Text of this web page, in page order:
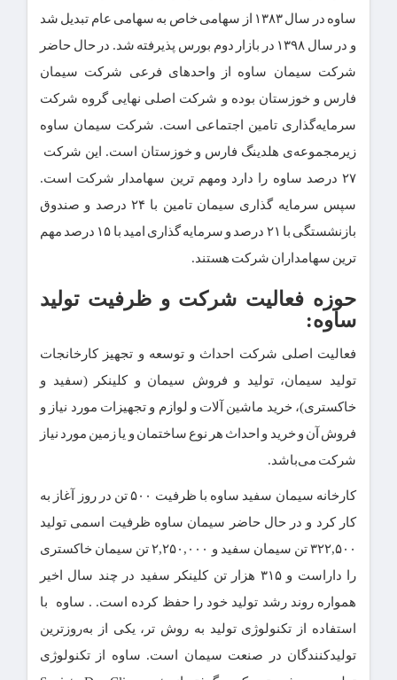
ساوه در سال ۱۳۸۳ از سهامی خاص به سهامی عام تبدیل شد
و در سال ۱۳۹۸ در بازار دوم بورس پذیرفته شد. در حال حاضر
شرکت سیمان ساوه از واحدهای فرعی شرکت سیمان
فارس و خوزستان بوده و شرکت اصلی نهایی گروه شرکت
سرمایه‌گذاری تامین اجتماعی است. شرکت سیمان ساوه
زیرمجموعه‌ی هلدینگ فارس و خوزستان است. این شرکت
۲۷ درصد ساوه را دارد ومهم ترین سهامدار شرکت است.
سپس سرمایه گذاری سیمان تامین با ۲۴ درصد و صندوق
بازنشستگی با ۲۱ درصد و سرمایه گذاری امید با ۱۵ درصد مهم
ترین سهامداران شرکت هستند.
حوزه فعالیت شرکت و ظرفیت تولید
ساوه:
فعالیت اصلی شرکت احداث و توسعه و تجهیز کارخانجات
تولید سیمان، تولید و فروش سیمان و کلینکر (سفید و
خاکستری)، خرید ماشین آلات و لوازم و تجهیزات مورد نیاز و
فروش آن و خرید و احداث هر نوع ساختمان و یا زمین مورد نیاز
شرکت می‌باشد.
کارخانه سیمان سفید ساوه با ظرفیت ۵۰۰ تن در روز آغاز به
کار کرد و در حال حاضر سیمان ساوه ظرفیت اسمی تولید
۳۲۲,۵۰۰ تن سیمان سفید و ۲,۲۵۰,۰۰۰ تن سیمان خاکستری
را داراست و ۳۱۵ هزار تن کلینکر سفید در چند سال اخیر
همواره روند رشد تولید خود را حفظ کرده است. . ساوه با
استفاده از تکنولوژی تولید به روش تر، یکی از به‌روزترین
تولیدکنندگان در صنعت سیمان است. ساوه از تکنولوژی